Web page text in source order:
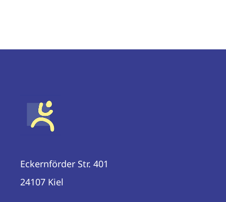
Eckernförder Str. 401
24107 Kiel